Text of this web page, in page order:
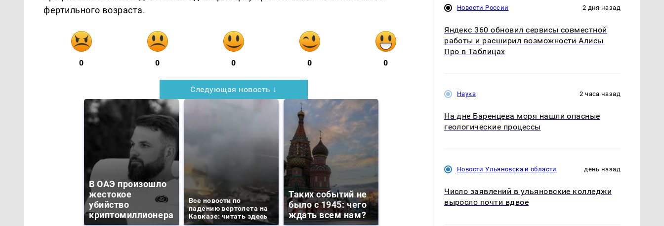
фертильного возраста.
0 0 0 0 0
Следующая новость ↓
В ОАЭ произошло
жестокое
убийство
криптомиллионера
Все новости по
падению вертолета на
Кавказе: читать здесь
Таких событий не
было с 1945: чего
ждать всем нам?
Новости России 2 дня назад
Яндекс 360 обновил сервисы совместной
работы и расширил возможности Алисы
Про в Таблицах
Наука 2 часа назад
На дне Баренцева моря нашли опасные
геологические процессы
Новости Ульяновска и области день назад
Число заявлений в ульяновские колледжи
выросло почти вдвое